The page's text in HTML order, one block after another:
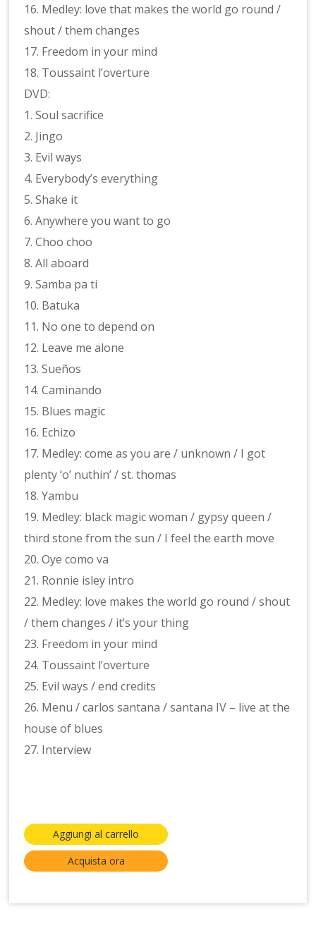
16. Medley: love that makes the world go round /
shout / them changes
17. Freedom in your mind
18. Toussaint l’overture
DVD:
1. Soul sacrifice
2. Jingo
3. Evil ways
4. Everybody’s everything
5. Shake it
6. Anywhere you want to go
7. Choo choo
8. All aboard
9. Samba pa ti
10. Batuka
11. No one to depend on
12. Leave me alone
13. Sueños
14. Caminando
15. Blues magic
16. Echizo
17. Medley: come as you are / unknown / I got
plenty ‘o’ nuthin’ / st. thomas
18. Yambu
19. Medley: black magic woman / gypsy queen /
third stone from the sun / I feel the earth move
20. Oye como va
21. Ronnie isley intro
22. Medley: love makes the world go round / shout
/ them changes / it’s your thing
23. Freedom in your mind
24. Toussaint l’overture
25. Evil ways / end credits
26. Menu / carlos santana / santana IV – live at the
house of blues
27. Interview
Aggiungi al carrello
Acquista ora